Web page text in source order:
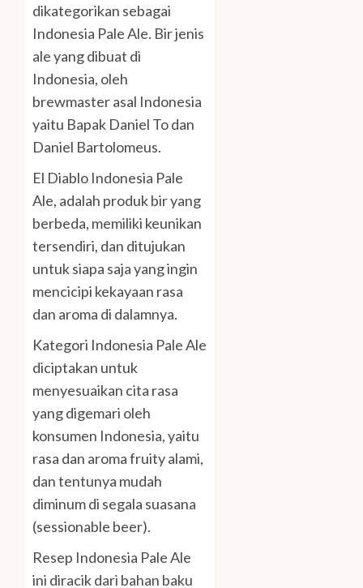
dikategorikan sebagai
Indonesia Pale Ale. Bir jenis
ale yang dibuat di
Indonesia, oleh
brewmaster asal Indonesia
yaitu Bapak Daniel To dan
Daniel Bartolomeus.
El Diablo Indonesia Pale
Ale, adalah produk bir yang
berbeda, memiliki keunikan
tersendiri, dan ditujukan
untuk siapa saja yang ingin
mencicipi kekayaan rasa
dan aroma di dalamnya.
Kategori Indonesia Pale Ale
diciptakan untuk
menyesuaikan cita rasa
yang digemari oleh
konsumen Indonesia, yaitu
rasa dan aroma fruity alami,
dan tentunya mudah
diminum di segala suasana
(sessionable beer).
Resep Indonesia Pale Ale
ini diracik dari bahan baku